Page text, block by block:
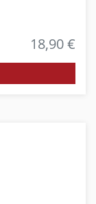
18,90 €